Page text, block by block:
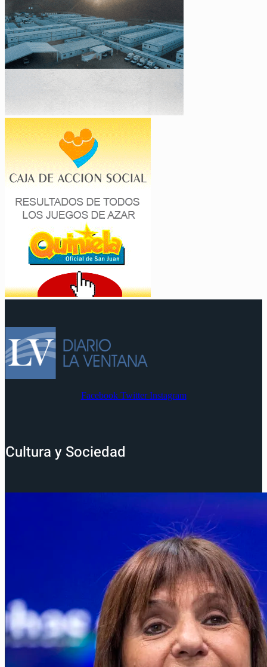
Facebook Twitter Instagram
Cultura y Sociedad